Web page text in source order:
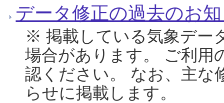
データ修正の過去のお
※ 掲載している気象デー
場合があります。 ご利用
認ください。 なお、主な
らせに掲載します。